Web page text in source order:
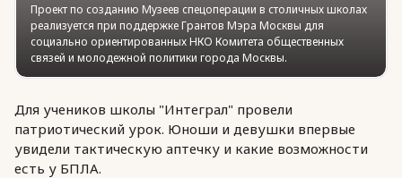
Проект по созданию Музеев спецоперации в столичных школах
реализуется при поддержке Грантов Мэра Москвы для
социально ориентированных НКО Комитета общественных
связей и молодежной политики города Москвы.
Для учеников школы "Интеграл" провели
патриотический урок. Юноши и девушки впервые
увидели тактическую аптечку и какие возможности
есть у БПЛА.